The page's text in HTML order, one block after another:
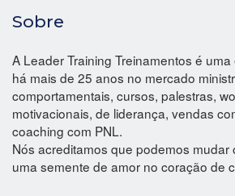
Sobre
A Leader Training Treinamentos é
há mais de 25 anos no mercado
comportamentais, cursos, palestras,
motivacionais, de liderança, vendas
coaching com PNL.
Nós acreditamos que podemos mudar
uma semente de amor no coração de